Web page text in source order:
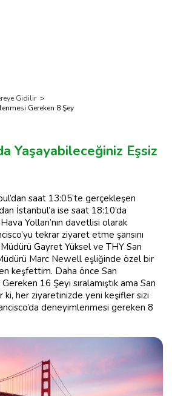
Gidilir >
Gereken 8 Şey
Yaşayabileceğiniz Eşsiz
saat 13:05’te gerçekleşen
İstanbul’a ise saat 18:10’da
Yolları’nın davetlisi olarak
tekrar ziyaret etme şansını
Gayret Yüksel ve THY San
Marc Newell eşliğinde özel bir
keşfettim. Daha önce San
Gereken 16 Şeyi sıralamıştık ama San
ki, her ziyaretinizde yeni keşifler sizi
deneyimlenmesi gereken 8